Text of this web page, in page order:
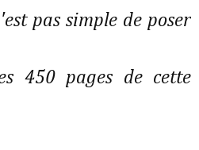
pas simple de poser
450 pages de cette